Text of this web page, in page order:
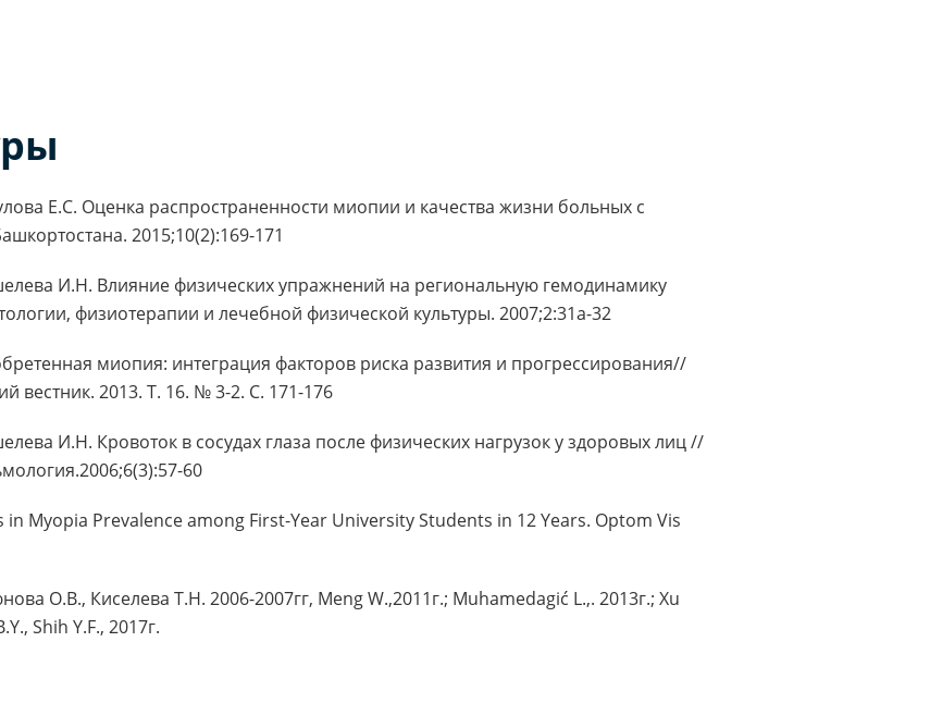
Е.С. Оценка распространенности миопии и качества жизни больных с
2015;10(2):169-171
И.Н. Влияние физических упражнений на региональную гемодинамику
физиотерапии и лечебной физической культуры. 2007;2:31a-32
миопия: интеграция факторов риска развития и прогрессирования//
вестник. 2013. Т. 16. № 3-2. С. 171-176
И.Н. Кровоток в сосудах глаза после физических нагрузок у здоровых лиц //
60
in Myopia Prevalence among First-Year University Students in 12 Years. Optom Vis
О.В., Киселева Т.Н. 2006-2007гг, Meng W.,2011г.; Muhamedagić L.,. 2013г.; Xu
Shih Y.F., 2017г.